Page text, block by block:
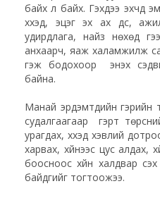
байх л байх. Гэхдээ эхчүүд
хүүхэд, эцэг эх ах дүүс,
удирдлага, найз нөхөд
анхаарч, яаж халамжилж
гэж бодохоор энэхүү
байна.
Манай эрдэмтдийн гэрийн
судалгаагаар гэрт
урагдах, хүүхэд хэвлий
харвах, хүйнээс цус алдах,
боосноос хүйн халдвар
байдгийг тогтоожээ.